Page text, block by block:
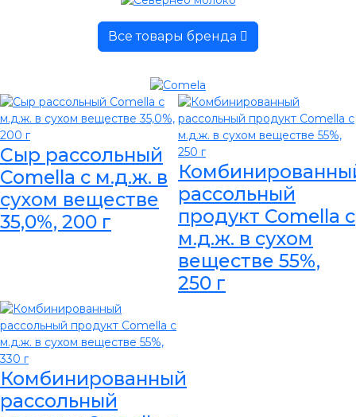
Все товары бренда
Сыр рассольный
Comella с м.д.ж. в
сухом веществе
35,0%, 200 г
рассольный
продукт Comella с
м.д.ж. в сухом
веществе 55%,
250 г
Комбинированный
рассольный